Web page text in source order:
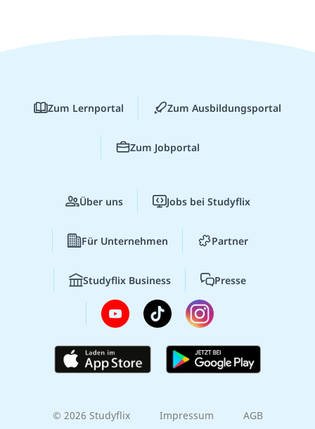
Zum Lernportal Zum Ausbildungsportal
Zum Jobportal
Über uns Jobs bei Studyflix
Für Unternehmen Partner
Studyflix Business Presse
© 2026 Studyflix Impressum AGB